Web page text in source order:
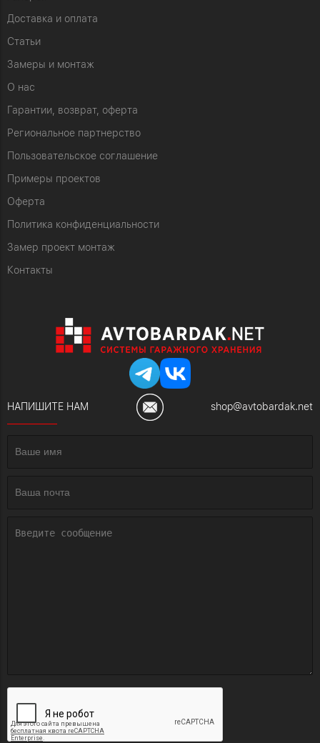
Доставка и оплата
Статьи
Замеры и монтаж
О нас
Гарантии, возврат, оферта
Региональное партнерство
Пользовательское соглашение
Примеры проектов
Оферта
Политика конфиденциальности
Замер проект монтаж
Контакты
НАПИШИТЕ НАМ shop@avtobardak.net